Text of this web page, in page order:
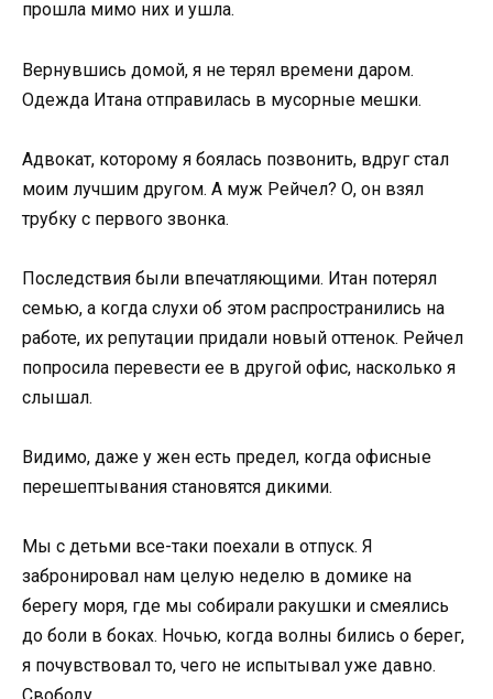
прошла мимо них и ушла.
Вернувшись домой, я не терял времени даром.
Одежда Итана отправилась в мусорные мешки.
Адвокат, которому я боялась позвонить, вдруг стал
моим лучшим другом. А муж Рейчел? О, он взял
трубку с первого звонка.
Последствия были впечатляющими. Итан потерял
семью, а когда слухи об этом распространились на
работе, их репутации придали новый оттенок. Рейчел
попросила перевести ее в другой офис, насколько я
слышал.
Видимо, даже у жен есть предел, когда офисные
перешептывания становятся дикими.
Мы с детьми все-таки поехали в отпуск. Я
забронировал нам целую неделю в домике на
берегу моря, где мы собирали ракушки и смеялись
до боли в боках. Ночью, когда волны бились о берег,
я почувствовал то, чего не испытывал уже давно.